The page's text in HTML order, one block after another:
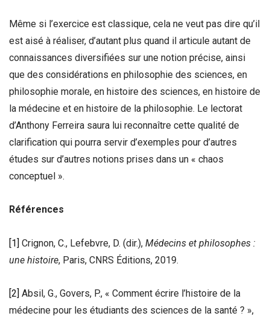
Même si l’exercice est classique, cela ne veut pas dire qu’il
est aisé à réaliser, d’autant plus quand il articule autant de
connaissances diversifiées sur une notion précise, ainsi
que des considérations en philosophie des sciences, en
philosophie morale, en histoire des sciences, en histoire de
la médecine et en histoire de la philosophie. Le lectorat
d’Anthony Ferreira saura lui reconnaître cette qualité de
clarification qui pourra servir d’exemples pour d’autres
études sur d’autres notions prises dans un « chaos
conceptuel ».
Références
[1] Crignon, C., Lefebvre, D. (dir.), Médecins et philosophes :
une histoire, Paris, CNRS Éditions, 2019.
[2] Absil, G., Govers, P., « Comment écrire l’histoire de la
médecine pour les étudiants des sciences de la santé ? »,